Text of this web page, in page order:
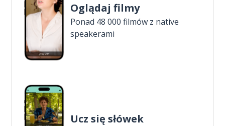
Oglądaj filmy
Ponad 48 000 filmów z native
speakerami
Ucz się słówek